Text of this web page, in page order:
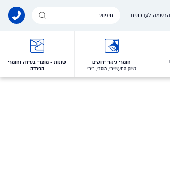
הרשמה לעדכונים
search
חומרי ניקוי ירוקים
לשוק התעשייתי, מוסדי, ביתי
שונות - מוצרי בעירה וחומרי
הפרדה